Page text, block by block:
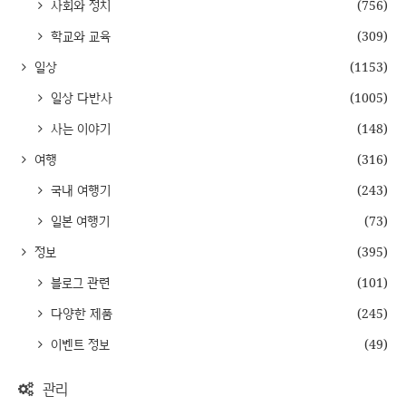
사회와 정치
(756)
학교와 교육
(309)
일상
(1153)
일상 다반사
(1005)
사는 이야기
(148)
여행
(316)
국내 여행기
(243)
일본 여행기
(73)
정보
(395)
블로그 관련
(101)
다양한 제품
(245)
이벤트 정보
(49)
관리